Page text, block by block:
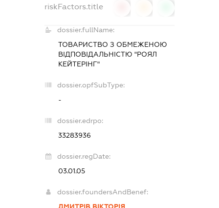
riskFactors.title
dossier.fullName:
ТОВАРИСТВО З ОБМЕЖЕНОЮ
ВІДПОВІДАЛЬНІСТЮ "РОЯЛ
КЕЙТЕРІНГ"
dossier.opfSubType:
-
dossier.edrpo:
33283936
dossier.regDate:
03.01.05
dossier.foundersAndBenef: